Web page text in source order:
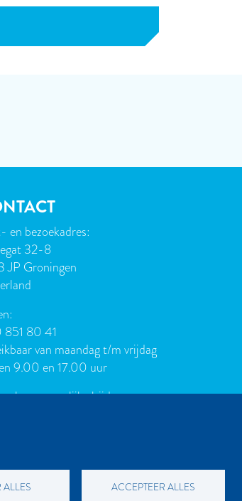
ALLES ACCEPTEER ALLES
en bezoekadres:
32-8
JP Groningen
80 41
van maandag t/m vrijdag
9.00 en 17.00 uur
kan natuurlijk altijd:
boekidee)